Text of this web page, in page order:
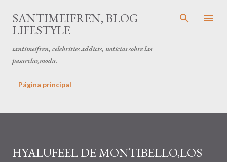
Ir al contenido principal
SANTIMEIFREN, BLOG
LIFESTYLE
santimeifren, celebrities addicts, noticias sobre las
pasarelas,moda.
Página principal
HYALUFEEL DE MONTIBELLO,LOS